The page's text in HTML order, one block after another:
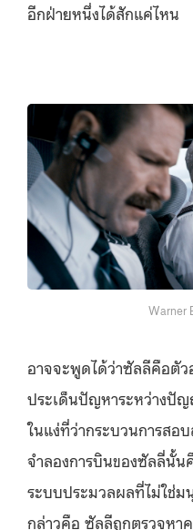
อีกฝ่ายหนึ่งได้สักแค่ไหน
Warner
อาจจะพูดได้ว่าซัลลีคือตัว
ประเด็นปัญหาระหว่างปั
ในแง่ที่ว่ากระบวนการสอ
จำลองการบินของซัลลี่นั้น
ระบบประมวลผลที่ไม่ใช่
กล่าวคือ ซัลลีถูกตรวจหา